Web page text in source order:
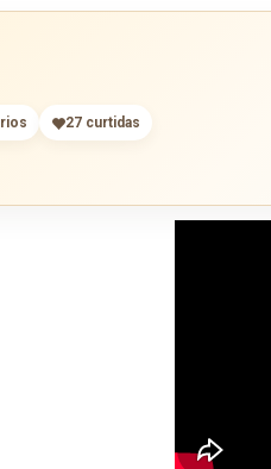
27 curtidas